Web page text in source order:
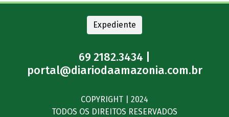
Expediente
69 2182.3434 |
portal@diariodaamazonia.com.br
COPYRIGHT | 2024
TODOS OS DIREITOS RESERVADOS